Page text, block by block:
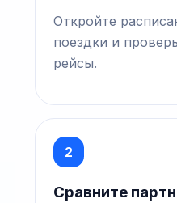
Откройте
поездки и
рейсы.
2
Сравните